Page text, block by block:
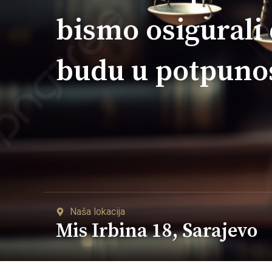
bismo osigurali
budu u
Naša lokacija
Mis Irbina 18, Sarajevo